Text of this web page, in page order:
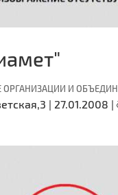
И
| 27.01.2008 |